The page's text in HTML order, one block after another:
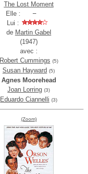
The Lost Moment
Elle :
Lui :
de Martin Gabel
(1947)
avec :
Robert Cummings (5)
Susan Hayward (5)
Agnes Moorehead
Joan Lorring (3)
Eduardo Ciannelli (3)
(Zoom)